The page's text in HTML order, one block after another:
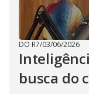
DO R7/03/06/2026
busca do